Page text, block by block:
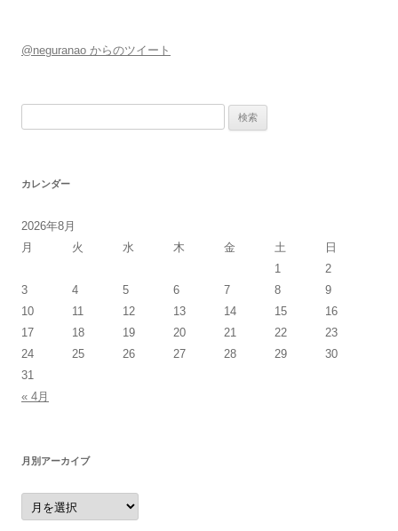
@neguranao からのツイート
カレンダー
2026年8月
月
火 水 木 金 土
日
1
2
3
4 5 6 7 8
9
10
11 12 13 14 15
16
17
18 19 20 21 22
23
24
25 26 27 28 29
30
31
« 4月
月別アーカイブ
月
別
ア